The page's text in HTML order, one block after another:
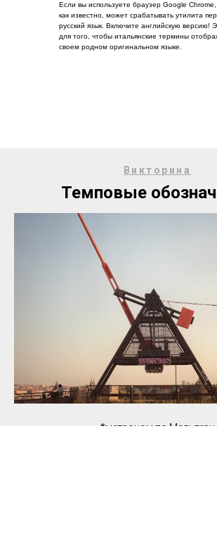
Если вы используете браузер Google
как известно, может срабатывать утилита
русский язык. Включите английскую версию!
для того, чтобы итальянские термины
своем родном оригинальном языке.
Викторина
Темповые
*метроном по Мальтеру